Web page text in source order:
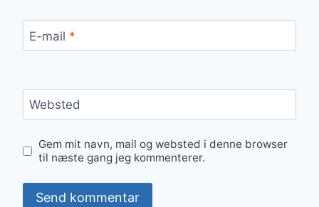
E-mail *
Websted
Gem mit navn, mail og websted i denne browser
til næste gang jeg kommenterer.